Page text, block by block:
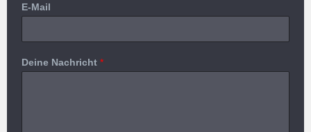
E-Mail
Deine Nachricht *